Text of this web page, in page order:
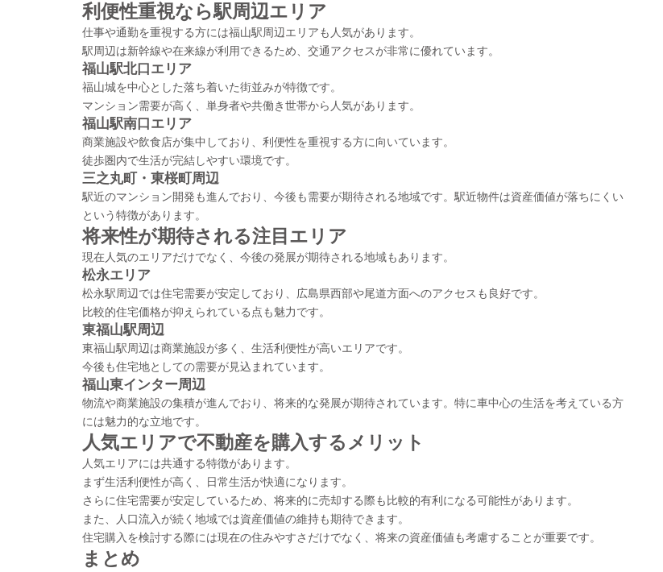
利便性重視なら駅周辺エリア
仕事や通勤を重視する方には福山駅周辺エリアも人気があります。
駅周辺は新幹線や在来線が利用できるため、交通アクセスが非常に優れています。
福山駅北口エリア
福山城を中心とした落ち着いた街並みが特徴です。
マンション需要が高く、単身者や共働き世帯から人気があります。
福山駅南口エリア
商業施設や飲食店が集中しており、利便性を重視する方に向いています。
徒歩圏内で生活が完結しやすい環境です。
三之丸町・東桜町周辺
駅近のマンション開発も進んでおり、今後も需要が期待される地域です。駅近物件は資産価値が落ちにくい
という特徴があります。
将来性が期待される注目エリア
現在人気のエリアだけでなく、今後の発展が期待される地域もあります。
松永エリア
松永駅周辺では住宅需要が安定しており、広島県西部や尾道方面へのアクセスも良好です。
比較的住宅価格が抑えられている点も魅力です。
東福山駅周辺
東福山駅周辺は商業施設が多く、生活利便性が高いエリアです。
今後も住宅地としての需要が見込まれています。
福山東インター周辺
物流や商業施設の集積が進んでおり、将来的な発展が期待されています。特に車中心の生活を考えている方
には魅力的な立地です。
人気エリアで不動産を購入するメリット
人気エリアには共通する特徴があります。
まず生活利便性が高く、日常生活が快適になります。
さらに住宅需要が安定しているため、将来的に売却する際も比較的有利になる可能性があります。
また、人口流入が続く地域では資産価値の維持も期待できます。
住宅購入を検討する際には現在の住みやすさだけでなく、将来の資産価値も考慮することが重要です。
まとめ